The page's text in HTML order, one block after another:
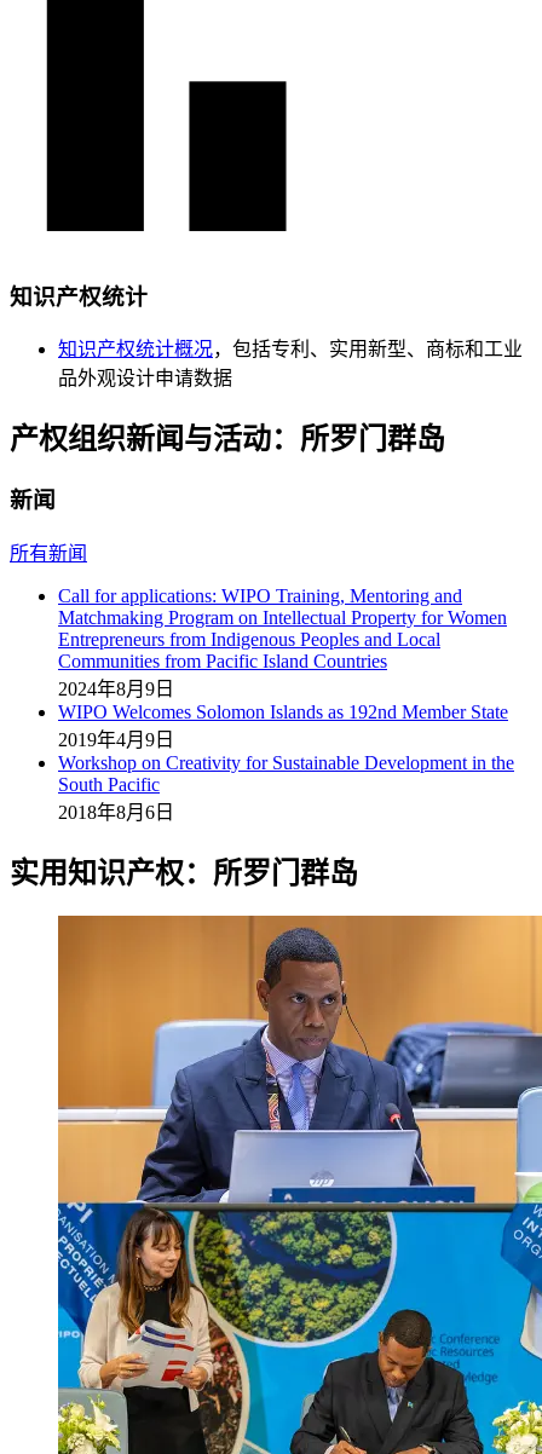
知识产权统计
知识产权统计概况，包括专利、实用新型、商标和工业
品外观设计申请数据
产权组织新闻与活动：所罗门群岛
新闻
所有新闻
Call for applications: WIPO Training, Mentoring and
Matchmaking Program on Intellectual Property for Women
Entrepreneurs from Indigenous Peoples and Local
Communities from Pacific Island Countries
2024年8月9日
WIPO Welcomes Solomon Islands as 192nd Member State
2019年4月9日
Workshop on Creativity for Sustainable Development in the
South Pacific
2018年8月6日
实用知识产权：所罗门群岛